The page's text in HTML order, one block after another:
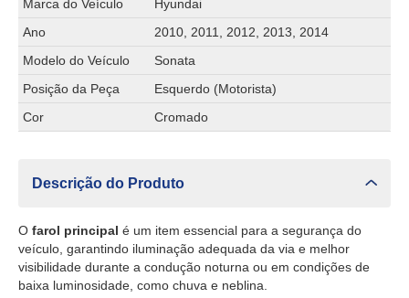
Marca do Veículo
Hyundai
Ano
2010, 2011, 2012, 2013, 2014
Modelo do Veículo
Sonata
Posição da Peça
Esquerdo (Motorista)
Cor
Cromado
Descrição do Produto
O farol principal é um item essencial para a segurança do
veículo, garantindo iluminação adequada da via e melhor
visibilidade durante a condução noturna ou em condições de
baixa luminosidade, como chuva e neblina.